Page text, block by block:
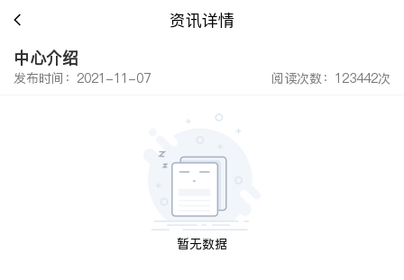
资讯详情
中心介绍
发布时间：2021-11-07 阅读次数：123442次
暂无数据